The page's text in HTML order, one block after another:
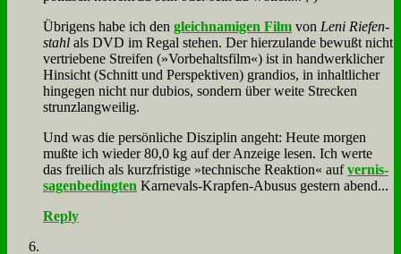
Üb­ri­gens ha­be ich den gleich­na­mi­gen Film von Le­ni Rie­fen­
stahl als DVD im Re­gal ste­hen. Der hier­zu­lan­de be­wußt nicht
ver­trie­be­ne Strei­fen (»Vor­be­halts­film«) ist in hand­werk­li­cher
Hin­sicht (Schnitt und Per­spek­ti­ven) gran­di­os, in in­halt­li­cher
hin­ge­gen nicht nur du­bi­os, son­dern über wei­te Strecken
strunz­lang­wei­lig.
Und was die per­sön­li­che Dis­zi­plin an­geht: Heu­te mor­gen
muß­te ich wie­der 80,0 kg auf der An­zei­ge le­sen. Ich wer­te
das frei­lich als kurz­fri­sti­ge »tech­ni­sche Re­ak­ti­on« aufver­nis­
sa­gen­be­ding­ten Kar­ne­vals-Krap­fen-Ab­usus ge­stern abend...
Reply